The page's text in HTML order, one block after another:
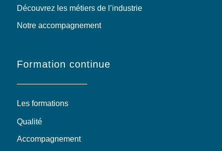
Découvrez les métiers de l’industrie
Notre accompagnement
Formation continue
Les formations
Qualité
Accompagnement